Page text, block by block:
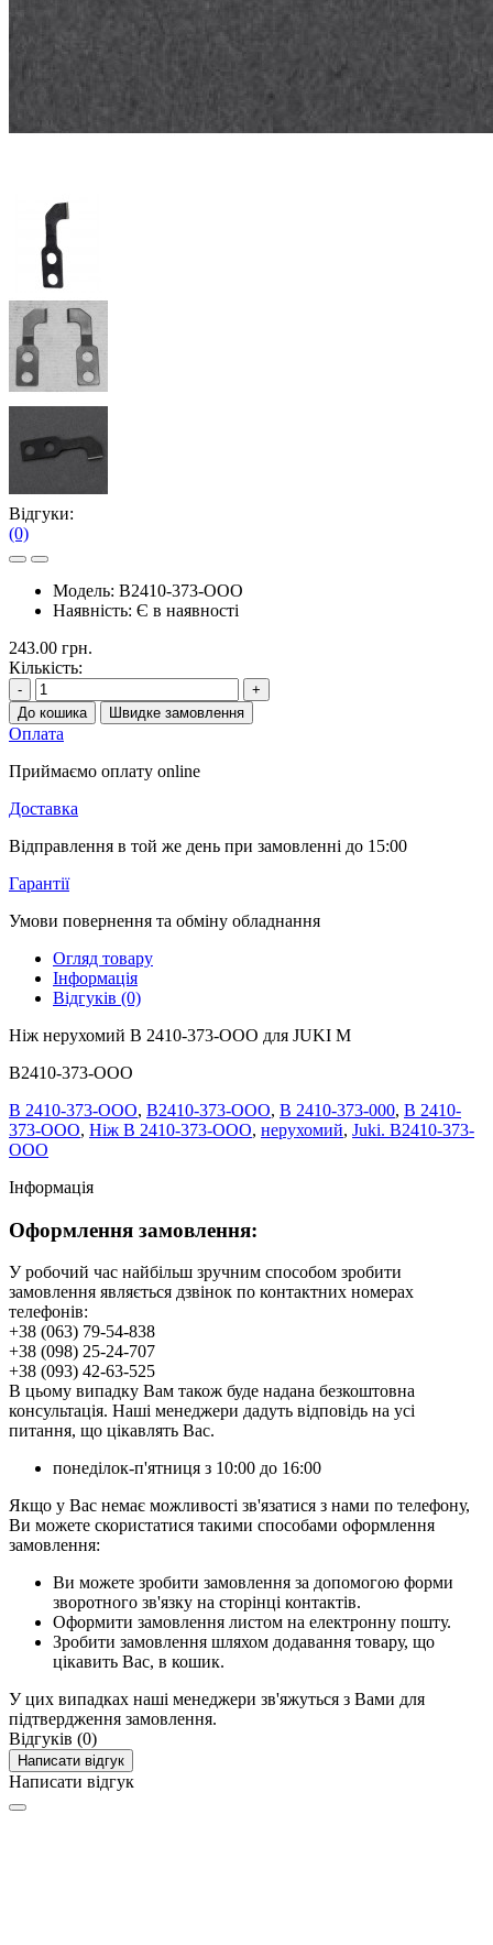
Відгуки:
(0)
Модель: B2410-373-OOO
Наявність: Є в наявності
243.00 грн.
Кількість:
-
+
До кошика
Швидке замовлення
Оплата
Приймаємо оплату online
Доставка
Відправлення в той же день при замовленні до 15:00
Гарантії
Умови повернення та обміну обладнання
Огляд товару
Інформація
Відгуків (0)
Ніж нерухомий B 2410-373-OOO для JUKI M
B2410-373-OOO
B 2410-373-OOO, B2410-373-OOO, B 2410-373-000, В 2410-
373-ООО, Ніж B 2410-373-OOO, нерухомий, Juki. B2410-373-
OOO
Інформація
Оформлення замовлення:
У робочий час найбільш зручним способом зробити
замовлення являється дзвінок по контактних номерах
телефонів:
+38 (063) 79-54-838
+38 (098) 25-24-707
+38 (093) 42-63-525
В цьому випадку Вам також буде надана безкоштовна
консультація. Наші менеджери дадуть відповідь на усі
питання, що цікавлять Вас.
понеділок-п'ятниця з 10:00 до 16:00
Якщо у Вас немає можливості зв'язатися з нами по телефону,
Ви можете скористатися такими способами оформлення
замовлення:
Ви можете зробити замовлення за допомогою форми
зворотного зв'язку на сторінці контактів.
Оформити замовлення листом на електронну пошту.
Зробити замовлення шляхом додавання товару, що
цікавить Вас, в кошик.
У цих випадках наші менеджери зв'яжуться з Вами для
підтвердження замовлення.
Відгуків (0)
Написати відгук
Написати відгук